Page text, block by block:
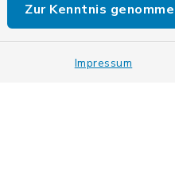
Zur Kenntnis
Impressum
Impressum
Sitemap